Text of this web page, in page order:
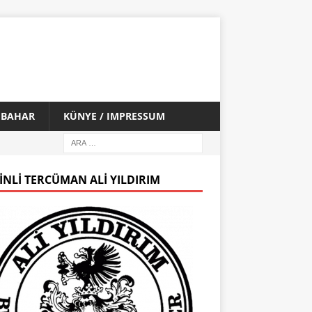
KÜNYE / IMPRESSUM
TERCÜMAN ALI YILDIRIM